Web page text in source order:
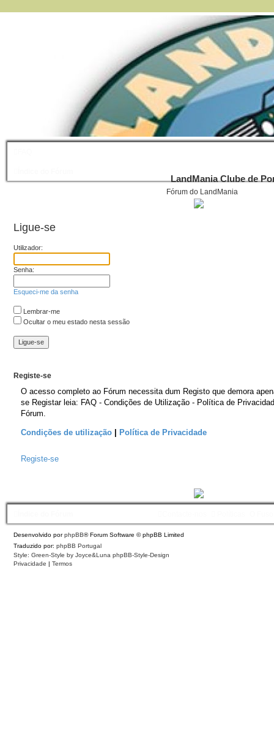
LandMania Clube de
Fórum do LandMania
Ligue-se
Utilizador:
Senha:
Esqueci-me da senha
Lembrar-me
Ocultar o meu estado nesta sessão
Registe-se
O acesso completo ao Fórum necessita dum Registo que demora
se Registar leia: FAQ - Condições de Utilização - Política de
Fórum.
Condições de utilização Política de Privacidade
Registe-se
Desenvolvido porphpBB® Forum Software © phpBB Limited
Traduzido por: phpBB Portugal
Style: Green-Style by Joyce&Luna phpBB-Style-Design
Privacidade
Termos